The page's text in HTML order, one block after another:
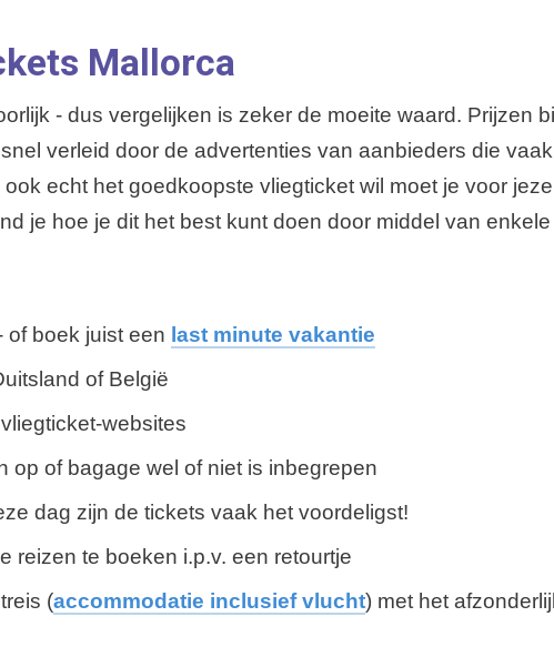
Mallorca
- dus vergelijken is zeker de moeite waard. Prijzen
verleid door de advertenties van aanbieders die
echt het goedkoopste vliegticket wil moet je voor
je hoe je dit het best kunt doen door middel van enkele
of boek juist een last minute vakantie
of België
websites
op of bagage wel of niet is inbegrepen
dag zijn de tickets vaak het voordeligst!
reizen te boeken i.p.v. een retourtje
(accommodatie inclusief vlucht) met het